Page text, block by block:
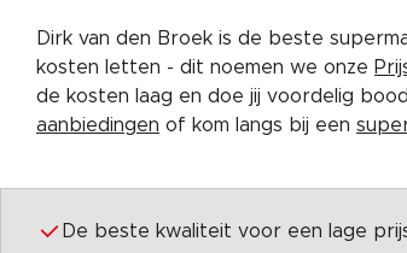
Dirk van den Broek is de beste
kosten letten - dit noemen we onze
de kosten laag en doe jij voordelig
aanbiedingen of kom langs bij een
De beste kwaliteit voor een lage